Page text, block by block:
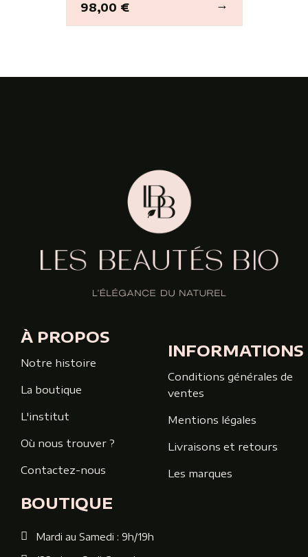
Prix
98,00 €
À PROPOS
Notre histoire
La boutique
L'institut
Où nous trouver ?
Contactez-nous
INFORMATIONS
Conditions générales de
ventes
Mentions légales
Livraisons et retours
Les marques
BOUTIQUE
Mardi au Samedi : 9h/19h